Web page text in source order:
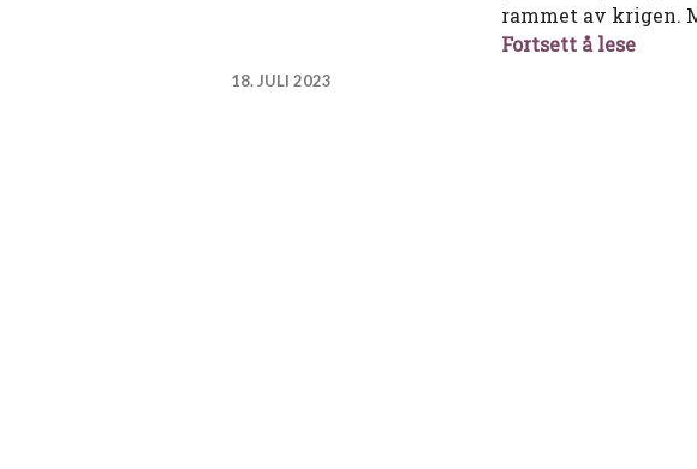
rammet av krigen.
Fortsett å leseDyrtid
18. JULI 2023